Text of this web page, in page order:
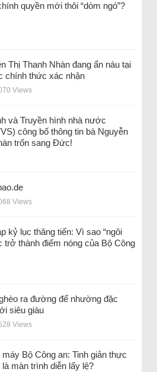
quyền mới thôi “dòm ngó”?
Thị Thanh Nhàn đang ẩn náu tại
chính thức xác nhận
Views
và Truyền hình nhà nước
công bố thông tin bà Nguyễn
trốn sang Đức!
Views
kỷ lục thăng tiến: Vì sao “ngôi
trở thành điểm nóng của Bộ Công
ra đường để nhường đặc
siêu giàu
Views
Bộ Công an: Tinh giản thực
màn trình diễn lấy lệ?